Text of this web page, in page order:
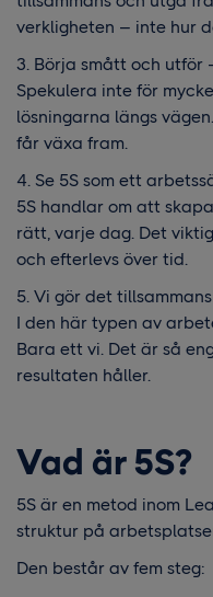
verkligheten – inte hur
3. Börja smått och
Spekulera inte för
lösningarna längs
får växa fram.
4. Se 5S som ett
5S handlar om att
rätt, varje dag. Det
och efterlevs över tid.
5. Vi gör det
I den här typen av
Bara ett vi. Det är så
resultaten håller.
Vad är 5S?
5S är en metod inom
struktur på
Den består av fem steg: